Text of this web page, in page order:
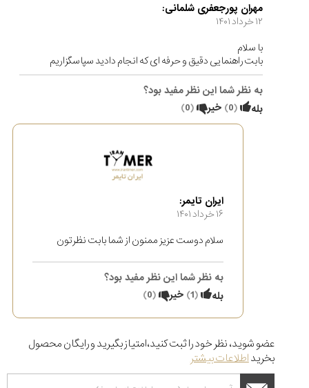
مهران پورجعفری شلمانی:
۱۲ خرداد ۱۴۰۱
با سلام
بابت راهنمایی دقیق و حرفه ای که انجام دادید سپاسگزاریم
به نظر شما این نظر مفید بود؟
بله
(
0
) خیر (
0
)
ایران تایمر:
۱۶ خرداد ۱۴۰۱
سلام دوست عزیز ممنون از شما بابت نظرتون
به نظر شما این نظر مفید بود؟
بله
(
1
) خیر (
0
)
عضو شوید، نظر خود را ثبت کنید،امتیاز بگیرید و رایگان محصول
بخریداطلاعات بیشتر